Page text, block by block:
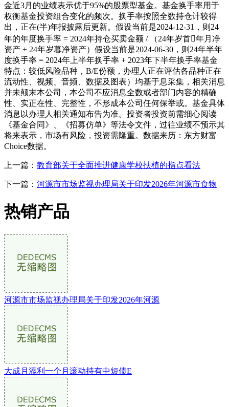
金近3月的业绩表示优于95%的股票型基金。基金换手率用于
权衡基金投资组合变化的频次。换手率按照全数持仓计较得
出，正在(半)年报披露后更新。假设当前是2024-12-31，则24
年的年度换手率 = 2024年持仓买卖金额 / （24年岁首年月净
资产 + 24年岁暮净资产）假设当前是2024-06-30，则24年半年
度换手率 = 2024年上半年换手率 + 2023年下半年换手率基金
特点：较低风险品种，B/E份额，办理人正在评估各品种正在
流动性、视频、音频、数据及图表）均基于息采集，相关消息
并未颠末本公司，本公司不应消息全数或者部门内容的精确
性、实正在性、完整性，不形成本公司任何保举或。基金具体
消息以办理人相关通知布告为准。投资者投资前需细心阅读
《基金合同》、《招募仿单》等法令文件，过往业绩不预示其
将来表示，市场有风险，投资需隆重。数据来历：东方财富
Choice数据。
上一篇： 教育部关于全面推进健康学校扶植的指点看法
下一篇： 河源市市场监视办理局关于印发2026年河源市食物
热销产品
河源市市场监视办理局关于印发2026年河源
大成月添利一个月滚动持有中短债E